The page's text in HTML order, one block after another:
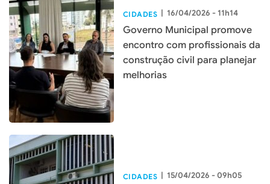
CIDADES | 16/04/2026 - 11h14
Governo Municipal promove
encontro com profissionais da
construção civil para planejar
melhorias
CIDADES | 15/04/2026 - 09h05